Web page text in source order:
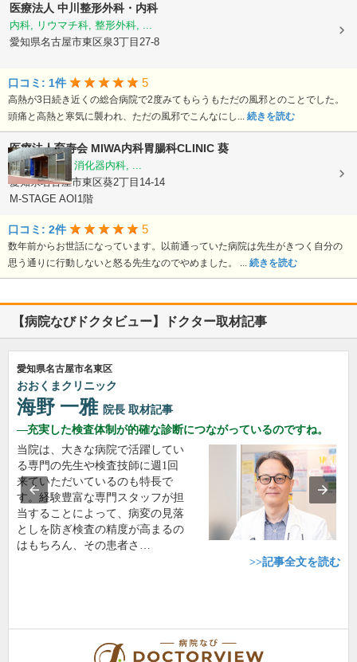
医療法人 中川整形外科・内科
内科, リウマチ科, 整形外科, ...
愛知県名古屋市東区泉3丁目27-8
口コミ: 1件 5
高熱が3日続き近くの総合病院で2度みてもらうもただの風邪とのことでした。
頭痛と高熱と寒気に襲われ、ただの風邪でこんなにし... 続きを読む
医療法人育寿会 MIWA内科胃腸科CLINIC 葵
内科, 胃腸科, 消化器内科, ...
愛知県名古屋市東区葵2丁目14-14
M-STAGE AOI1階
口コミ: 2件 5
数年前からお世話になっています。以前通っていた病院は先生がきつく自分の
思う通りに行動しないと怒る先生なのでやめました。 ... 続きを読む
【病院なびドクタビュー】ドクター取材記事
愛知県名古屋市名東区
おおくまクリニック
海野 一雅 院長 取材記事
充実した検査体制が的確な診断につながっているのですね。
当院は、大きな病院で活躍してい
る専門の先生や検査技師に週1回
来ていただいているのも特長で
す。経験豊富な専門スタッフが担
当することによって、病変の見落
としを防ぎ検査の精度が高まるの
はもちろん、その患者さ…
>>記事全文を読む